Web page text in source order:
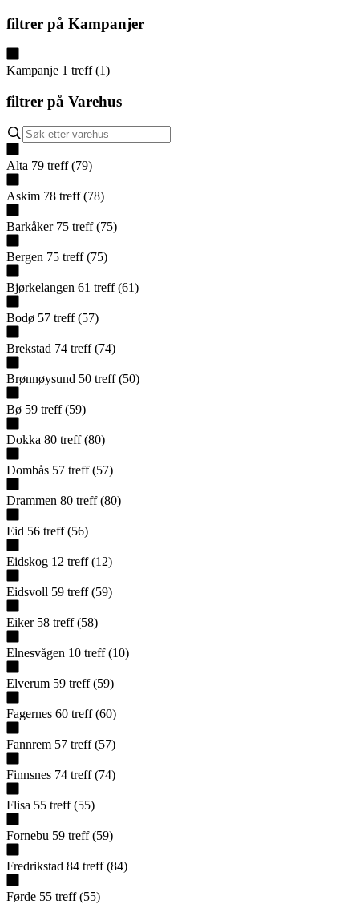
filtrer på Kampanjer
Kampanje 1 treff (1)
filtrer på Varehus
Alta 79 treff (79)
Askim 78 treff (78)
Barkåker 75 treff (75)
Bergen 75 treff (75)
Bjørkelangen 61 treff (61)
Bodø 57 treff (57)
Brekstad 74 treff (74)
Brønnøysund 50 treff (50)
Bø 59 treff (59)
Dokka 80 treff (80)
Dombås 57 treff (57)
Drammen 80 treff (80)
Eid 56 treff (56)
Eidskog 12 treff (12)
Eidsvoll 59 treff (59)
Eiker 58 treff (58)
Elnesvågen 10 treff (10)
Elverum 59 treff (59)
Fagernes 60 treff (60)
Fannrem 57 treff (57)
Finnsnes 74 treff (74)
Flisa 55 treff (55)
Fornebu 59 treff (59)
Fredrikstad 84 treff (84)
Førde 55 treff (55)